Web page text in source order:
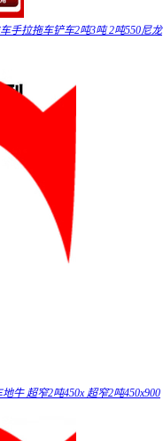
手拉拖车铲车2吨3吨 2吨550尼龙
牛 超窄2吨450x 超窄2吨450x900